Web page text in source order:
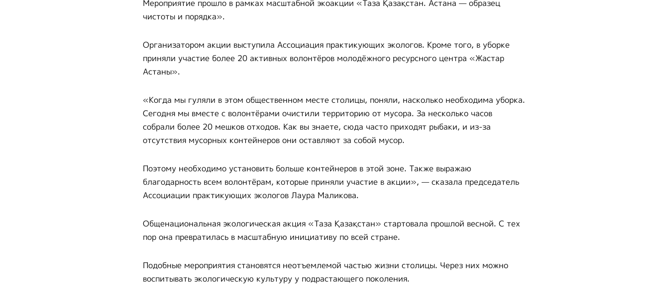
Мероприятие прошло в рамках масштабной экоакции «Таза Қазақстан. Астана — образец
чистоты и порядка».
Организатором акции выступила Ассоциация практикующих экологов. Кроме того, в уборке
приняли участие более 20 активных волонтёров молодёжного ресурсного центра «Жастар
Астаны».
«Когда мы гуляли в этом общественном месте столицы, поняли, насколько необходима уборка.
Сегодня мы вместе с волонтёрами очистили территорию от мусора. За несколько часов
собрали более 20 мешков отходов. Как вы знаете, сюда часто приходят рыбаки, и из-за
отсутствия мусорных контейнеров они оставляют за собой мусор.
Поэтому необходимо установить больше контейнеров в этой зоне. Также выражаю
благодарность всем волонтёрам, которые приняли участие в акции», — сказала председатель
Ассоциации практикующих экологов Лаура Маликова.
Общенациональная экологическая акция «Таза Қазақстан» стартовала прошлой весной. С тех
пор она превратилась в масштабную инициативу по всей стране.
Подобные мероприятия становятся неотъемлемой частью жизни столицы. Через них можно
воспитывать экологическую культуру у подрастающего поколения.